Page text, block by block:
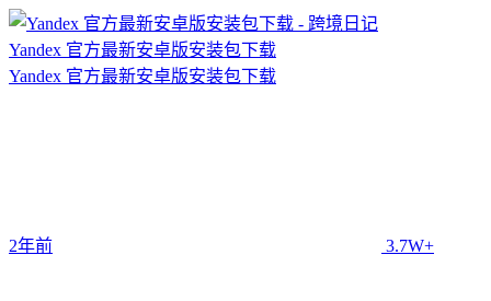
Yandex 官方最新安卓版安装包下载
Yandex 官方最新安卓版安装包下载
2年前 3.7W+